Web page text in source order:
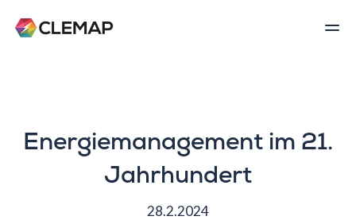
Energiemanagement im 21.
Jahrhundert
28.2.2024